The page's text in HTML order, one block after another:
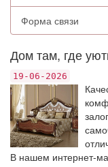
Форма связи
Дом там, где
19-06-2026
В нашем интернет-